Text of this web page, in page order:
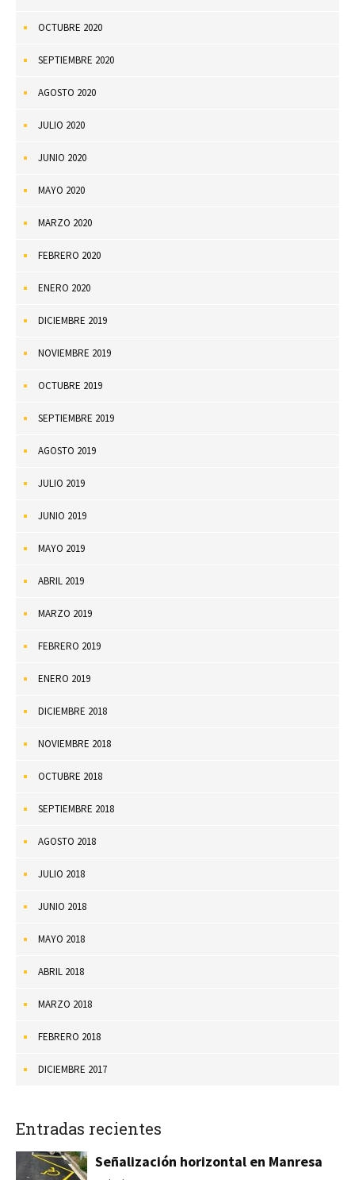
OCTUBRE 2020
SEPTIEMBRE 2020
AGOSTO 2020
JULIO 2020
JUNIO 2020
MAYO 2020
MARZO 2020
FEBRERO 2020
ENERO 2020
DICIEMBRE 2019
NOVIEMBRE 2019
OCTUBRE 2019
SEPTIEMBRE 2019
AGOSTO 2019
JULIO 2019
JUNIO 2019
MAYO 2019
ABRIL 2019
MARZO 2019
FEBRERO 2019
ENERO 2019
DICIEMBRE 2018
NOVIEMBRE 2018
OCTUBRE 2018
SEPTIEMBRE 2018
AGOSTO 2018
JULIO 2018
JUNIO 2018
MAYO 2018
ABRIL 2018
MARZO 2018
FEBRERO 2018
DICIEMBRE 2017
Entradas recientes
Señalización horizontal en Manresa